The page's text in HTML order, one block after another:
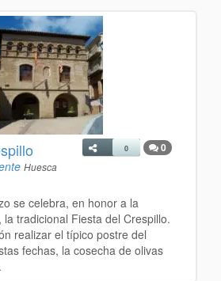
0
0
Huesca
se celebra, en honor a la
tradicional Fiesta del Crespillo.
realizar el típico postre del
fechas, la cosecha de olivas